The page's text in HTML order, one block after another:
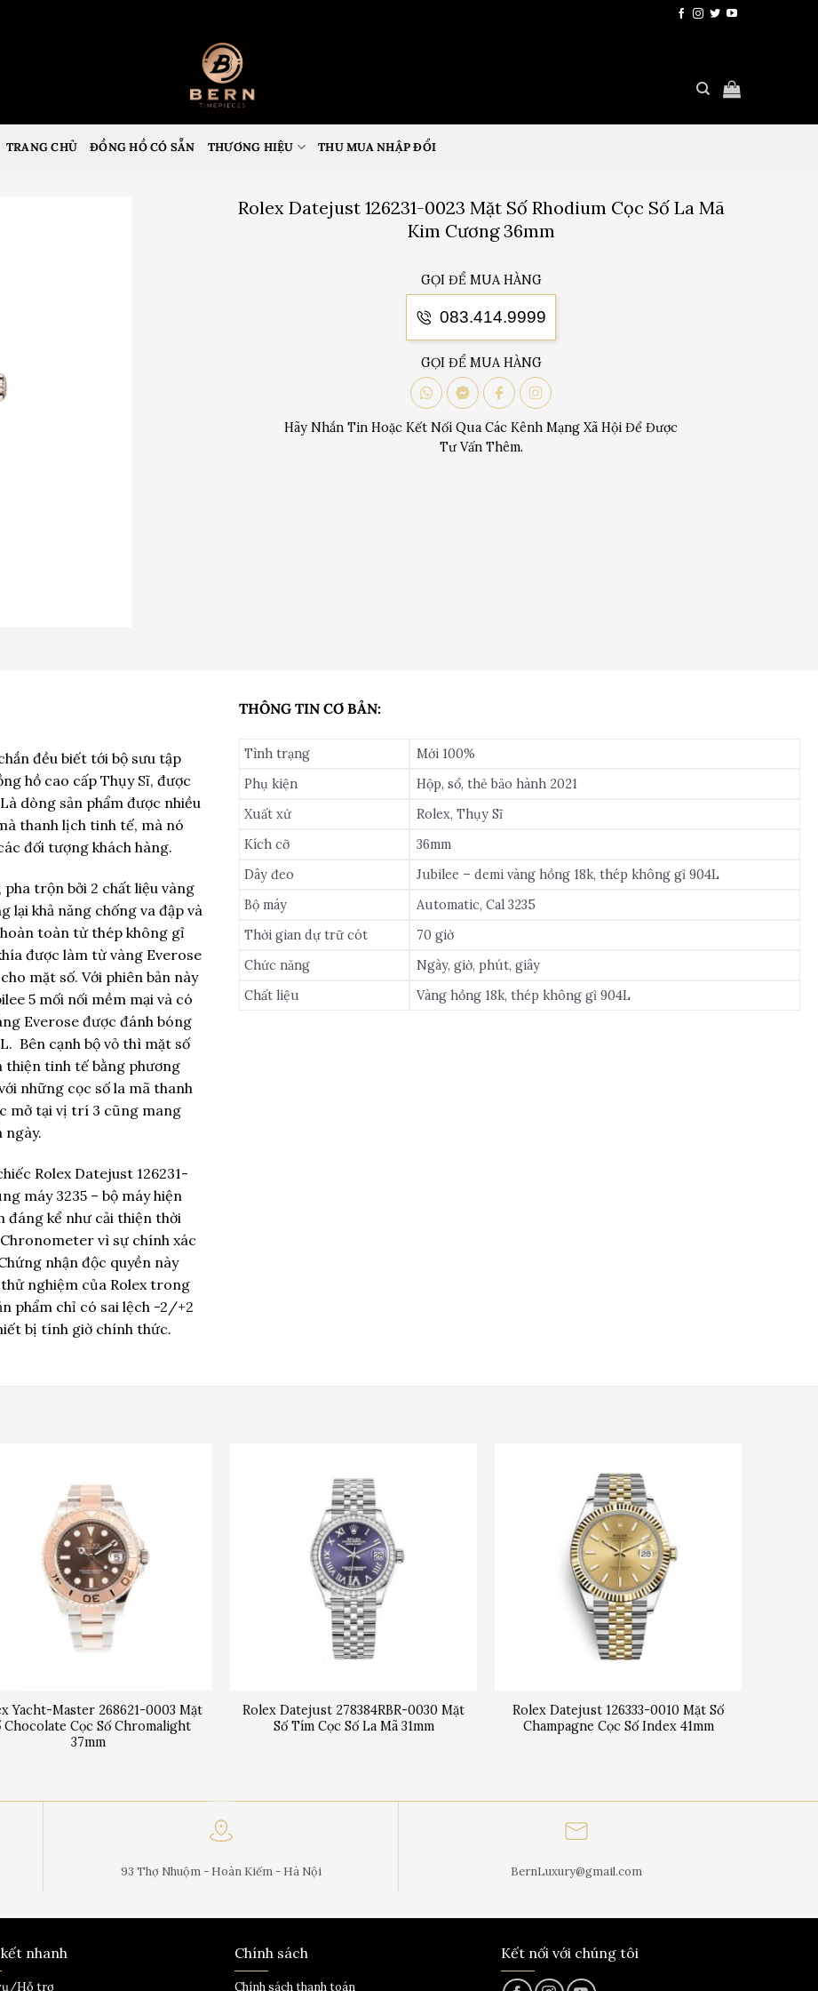
TRANG CHỦ ĐỒNG HỒ CÓ SẴN THƯƠNG HIỆU THU MUA NHẬP ĐỔI
Rolex Datejust 126231-0023 Mặt Số Rhodium Cọc Số La Mã
Kim Cương 36mm
GỌI ĐỂ MUA HÀNG
083.414.9999
GỌI ĐỂ MUA HÀNG
Hãy Nhắn Tin Hoặc Kết Nối Qua Các Kênh Mạng Xã Hội Để Được
Tư Vấn Thêm.
đều biết tới bộ sưu tập
hồ cao cấp Thụy Sĩ, được
dòng sản phẩm được nhiều
thanh lịch tinh tế, mà nó
đối tượng khách hàng.
trộn bởi 2 chất liệu vàng
lại khả năng chống va đập và
toàn từ thép không gỉ
được làm từ vàng Everose
mặt số. Với phiên bản này
5 mối nối mềm mại và có
Everose được đánh bóng
Bên cạnh bộ vỏ thì mặt số
thiện tinh tế bằng phương
những cọc số la mã thanh
mở tại vị trí 3 cũng mang
ngày.
Rolex Datejust 126231-
máy 3235 – bộ máy hiện
kể như cải thiện thời
vì sự chính xác
nhận độc quyền này
nghiệm của Rolex trong
phẩm chỉ có sai lệch -2/+2
bị tính giờ chính thức.
THÔNG TIN CƠ BẢN:
Tình trạng
Mới 100%
Phụ kiện
Hộp, sổ, thẻ bảo hành 2021
Xuất xứ
Rolex, Thụy Sĩ
Kích cỡ
36mm
Dây đeo
Jubilee – demi vàng hồng 18k, thép không gỉ 904L
Bộ máy
Automatic, Cal 3235
Thời gian dự trữ cót
70 giờ
Chức năng
Ngày, giờ, phút, giây
Chất liệu
Vàng hồng 18k, thép không gỉ 904L
Yacht-Master 268621-0003 Mặt
Chocolate Cọc Số Chromalight
37mm
Rolex Datejust 278384RBR-0030 Mặt
Số Tím Cọc Số La Mã 31mm
Rolex Datejust 126333-0010 Mặt Số
Champagne Cọc Số Index 41mm
93 Thợ Nhuộm - Hoàn Kiếm - Hà Nội BernLuxury@gmail.com
nhanh
Hỗ trợ
Chính sách
Chính sách thanh toán
Kết nối với chúng tôi